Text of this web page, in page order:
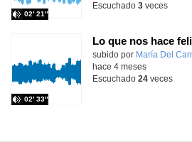
02′ 21″
Escuchado 3veces
Lo que nos hace
Contenido educativo.
subido por María Del
02′ 33″
hace 4 meses
Escuchado 24veces